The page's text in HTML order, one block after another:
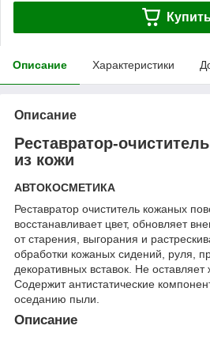
Описание Характеристики
Описание
Реставратор-
из кожи
АВТОКОСМЕТИКА
Реставратор очиститель кожаных
восстанавливает цвет, обновляет
от старения, выгорания и
обработки кожаных сидений, руля,
декоративных вставок. Не
Содержит антистатические
оседанию пыли.
Описание